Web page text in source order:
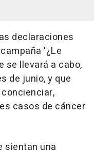
declaraciones
'¿Le
se llevará a cabo,
de junio, y que
casos de cáncer
sientan una